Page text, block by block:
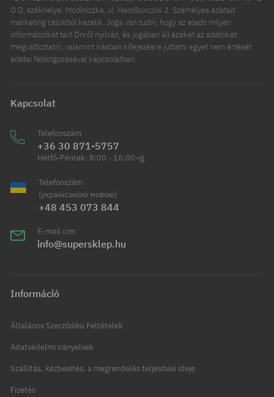
O O, székhelye: Modlniczka, ul. Handlowców 2. Személyes adatait
marketing célokból kezelik. Joga van tudni, hogy az eladó milyen
információkat tart Önről nyilván, és jogában áll ezeket az adatokat
megváltoztatni, valamint írásban kifejezésre juttatni egyet nem értését
adatai feldolgozásával kapcsolatban.
Kapcsolat
Telefonszám
+36 30 871-5757
Hétfő-Péntek: 8:00 - 16:00-ig
Telefonszám
(українською мовою)
+48 453 073 844
E-mail cím
info@supersklep.hu
Információ
Általános Szerződési Feltételek
Adatvédelmi irányelvek
Szállítás, kézbesítés, a megrendelés teljesítési ideje
Fizetés